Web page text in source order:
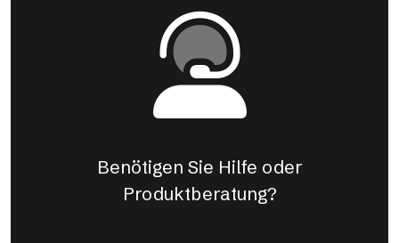
Benötigen Sie Hilfe oder
Produktberatung?